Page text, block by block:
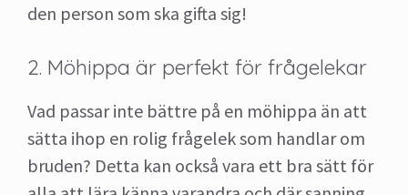
den person som ska gifta sig!
2. Möhippa är perfekt för frågelekar
Vad passar inte bättre på en möhippa än att
sätta ihop en rolig frågelek som handlar om
bruden? Detta kan också vara ett bra sätt för